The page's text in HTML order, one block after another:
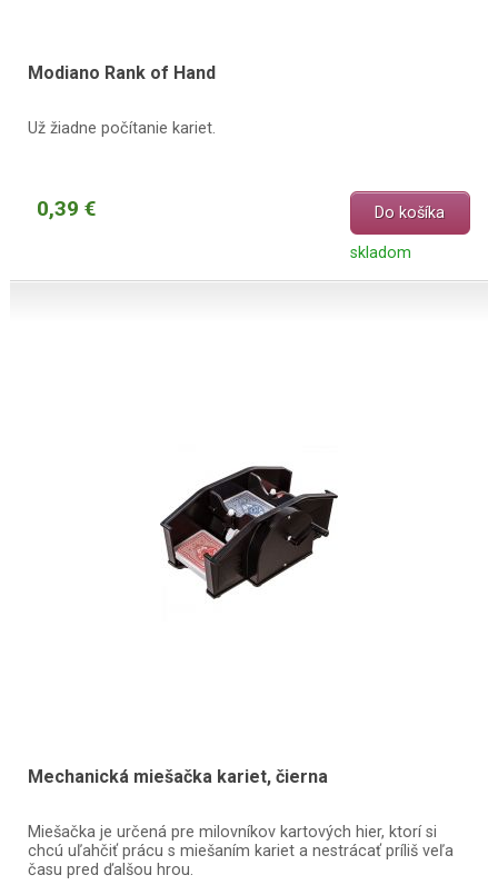
Modiano Rank of Hand
Už žiadne počítanie kariet.
0,39 € Do košíka
skladom
Mechanická miešačka kariet, čierna
Miešačka je určená pre milovníkov kartových hier, ktorí si
chcú uľahčiť prácu s miešaním kariet a nestrácať príliš veľa
času pred ďalšou hrou.